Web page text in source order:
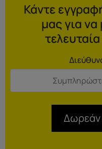
Κάντε
μας για να
Δωρεάν